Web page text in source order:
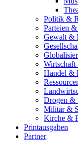
Politik &
Parteien
Gewalt &
Handel &
Drogen &
Militär &
Kirche &
Printausgaben
Partner